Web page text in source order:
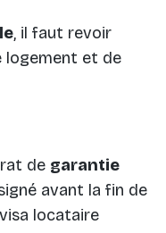
, il faut revoir
logement et de
de garantie
avant la fin de
locataire